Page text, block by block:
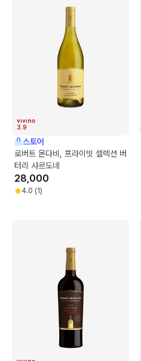
3.9
스토어
로버트 몬다비, 프라이빗 셀렉션 버
터리 샤르도네
28,000
4.0 (1)